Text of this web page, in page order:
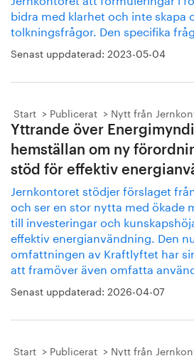
bidra med klarhet och inte skapa
tolkningsfrågor. Den specifika
Senast uppdaterad: 2023-05-04
Start Publicerat Nytt från
Yttrande över
hemställan om ny
stöd för effektiv
Jernkontoret stödjer förslaget
och ser en stor nytta med ökade
till investeringar och
effektiv energianvändning. Den
omfattningen av Kraftlyftet har
att framöver även omfatta
Senast uppdaterad: 2026-04-07
Start Publicerat Nytt från